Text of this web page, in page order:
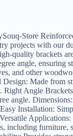
Store
projects with our
quality brackets
angle, ensuring
and other
Design: Made from
Right Angle
angle.
Installation:
including furniture,